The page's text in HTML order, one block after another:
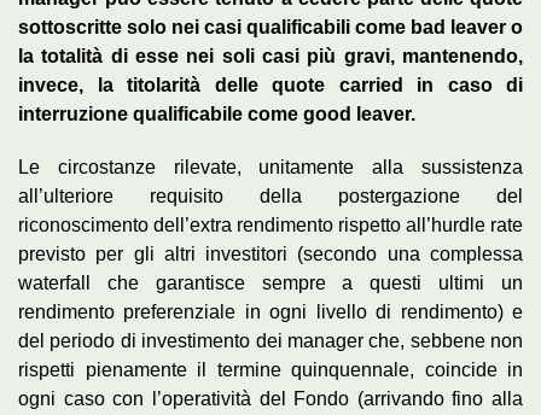
sottoscritte solo nei casi qualificabili come bad leaver o
la totalità di esse nei soli casi più gravi, mantenendo,
invece, la titolarità delle quote carried in caso di
interruzione qualificabile come good leaver.
Le circostanze rilevate, unitamente alla sussistenza
all’ulteriore requisito della postergazione del
riconoscimento dell’extra rendimento rispetto all’hurdle rate
previsto per gli altri investitori (secondo una complessa
waterfall che garantisce sempre a questi ultimi un
rendimento preferenziale in ogni livello di rendimento) e
del periodo di investimento dei manager che, sebbene non
rispetti pienamente il termine quinquennale, coincide in
ogni caso con l’operatività del Fondo (arrivando fino alla